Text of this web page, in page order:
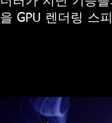
을 GPU 렌더링 스